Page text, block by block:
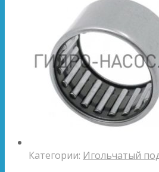
Категории: Игольчатый